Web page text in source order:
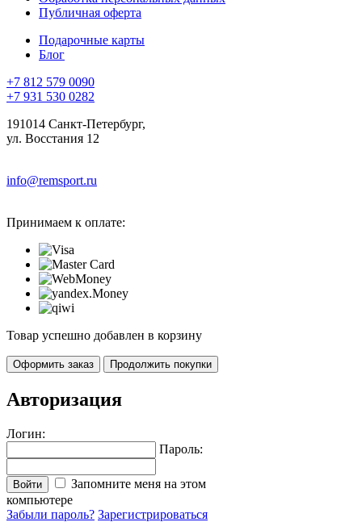
Публичная оферта
Подарочные карты
Блог
+7 812 579 0090
+7 931 530 0282
191014 Санкт-Петербург,
ул. Восстания 12
info@remsport.ru
Принимаем к оплате:
Товар успешно добавлен в корзину
Оформить заказ Продолжить покупки
Авторизация
Логин:
Пароль:
Войти
Запомните меня на этом
компьютере
Забыли пароль? Зарегистрироваться